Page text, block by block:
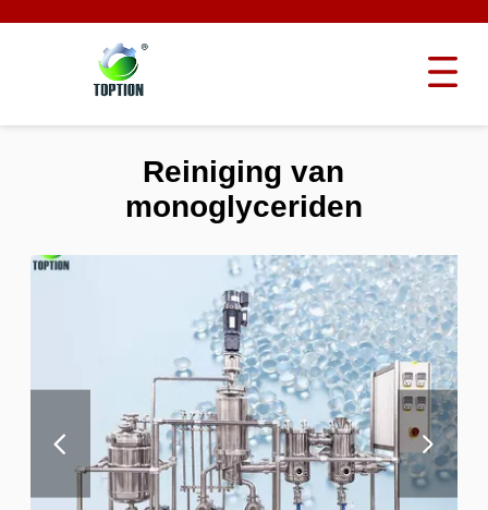
Reiniging van
monoglyceriden